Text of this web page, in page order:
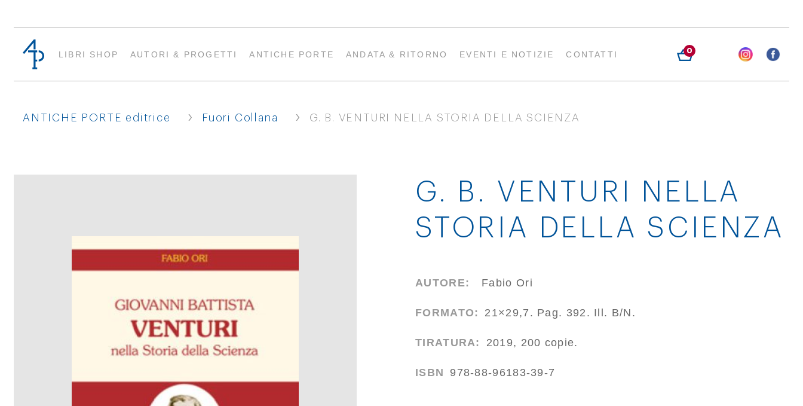
LIBRI SHOP AUTORI & PROGETTI ANTICHE PORTE ANDATA & RITORNO EVENTI E NOTIZIE CONTATTI 0
ANTICHE PORTE editrice › Fuori Collana › G. B. VENTURI NELLA STORIA DELLA SCIENZA
G. B. VENTURI NELLA
STORIA DELLA SCIENZA
AUTORE: Fabio Ori
FORMATO: 21×29,7. Pag. 392. Ill. B/N.
TIRATURA: 2019, 200 copie.
ISBN 978-88-96183-39-7